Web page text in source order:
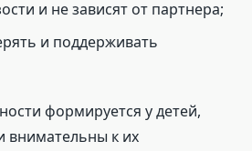
и не зависят от партнера;
и поддерживать
формируется у детей,
внимательны к их